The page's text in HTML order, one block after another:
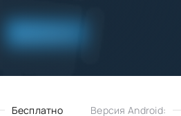
Бесплатно Версия Android: